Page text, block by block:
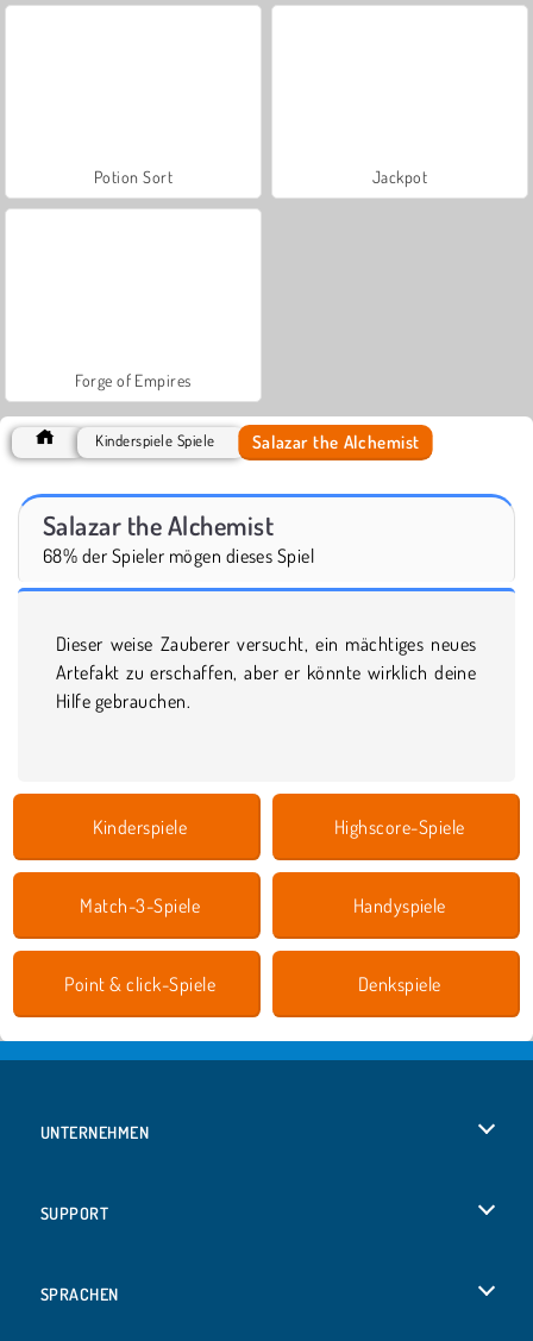
Potion Sort Jackpot
Forge of Empires
Kinderspiele Spiele Salazar the Alchemist
Salazar the Alchemist
68% der Spieler mögen dieses Spiel
Dieser weise Zauberer versucht, ein mächtiges neues
Artefakt zu erschaffen, aber er könnte wirklich deine
Hilfe gebrauchen.
Kinderspiele Highscore-Spiele
Match-3-Spiele Handyspiele
Point & click-Spiele Denkspiele
UNTERNEHMEN
SUPPORT
SPRACHEN